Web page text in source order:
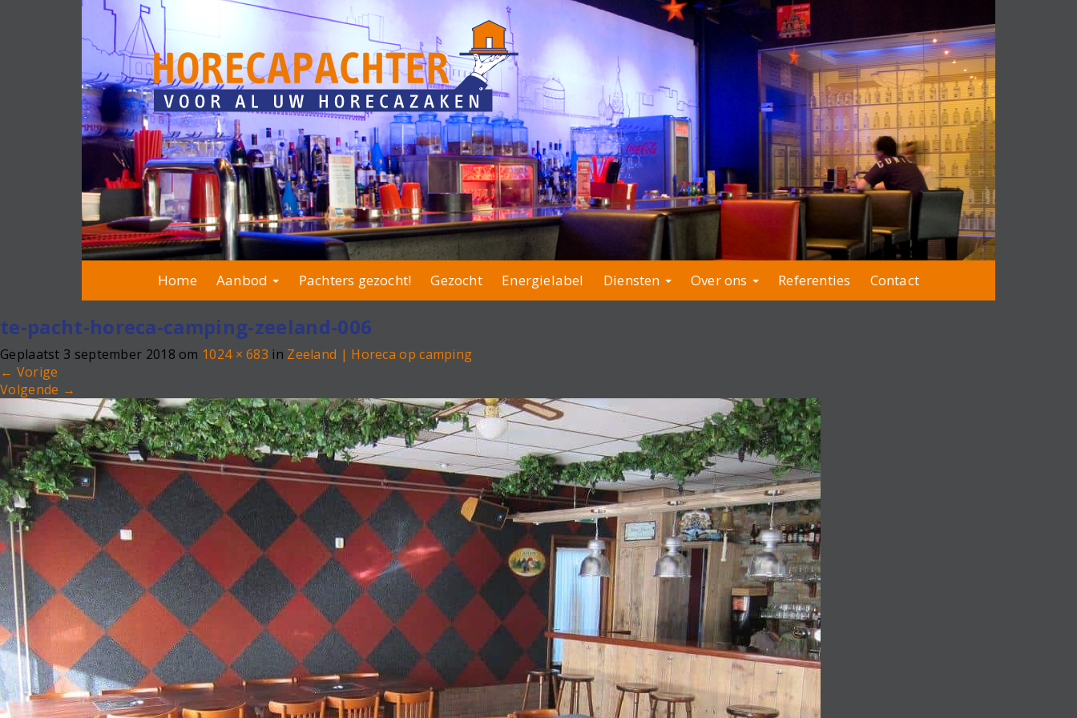
Home Aanbod Pachters gezocht! Gezocht Energielabel Diensten Over ons Referenties Contact
te-pacht-horeca-camping-zeeland-006
Geplaatst 3 september 2018 om 1024 × 683 in Zeeland | Horeca op camping
← Vorige
Volgende →